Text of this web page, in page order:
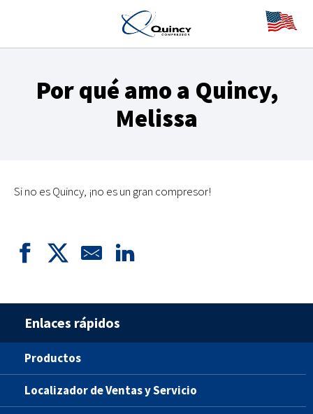
Por qué amo a Quincy,
Melissa
Si no es Quincy, ¡no es un gran compresor!
Enlaces rápidos
Productos
Localizador de Ventas y Servicio